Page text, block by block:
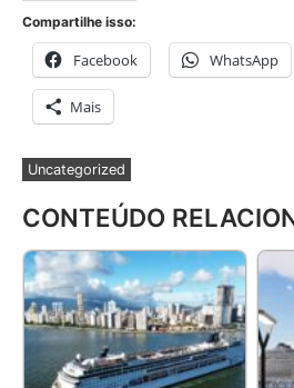
Compartilhe isso:
Facebook WhatsApp
Mais
Uncategorized
CONTEÚDO